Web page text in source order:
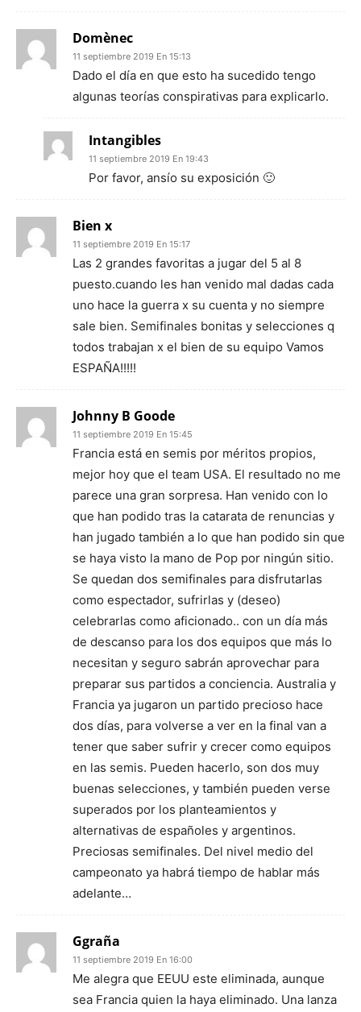
Domènec
11 septiembre 2019 En 15:13
Dado el día en que esto ha sucedido tengo
algunas teorías conspirativas para explicarlo.
Intangibles
11 septiembre 2019 En 19:43
Por favor, ansío su exposición 🙂
Bien x
11 septiembre 2019 En 15:17
Las 2 grandes favoritas a jugar del 5 al 8
puesto.cuando les han venido mal dadas cada
uno hace la guerra x su cuenta y no siempre
sale bien. Semifinales bonitas y selecciones q
todos trabajan x el bien de su equipo Vamos
ESPAÑA!!!!!
Johnny B Goode
11 septiembre 2019 En 15:45
Francia está en semis por méritos propios,
mejor hoy que el team USA. El resultado no me
parece una gran sorpresa. Han venido con lo
que han podido tras la catarata de renuncias y
han jugado también a lo que han podido sin que
se haya visto la mano de Pop por ningún sitio.
Se quedan dos semifinales para disfrutarlas
como espectador, sufrirlas y (deseo)
celebrarlas como aficionado.. con un día más
de descanso para los dos equipos que más lo
necesitan y seguro sabrán aprovechar para
preparar sus partidos a conciencia. Australia y
Francia ya jugaron un partido precioso hace
dos días, para volverse a ver en la final van a
tener que saber sufrir y crecer como equipos
en las semis. Pueden hacerlo, son dos muy
buenas selecciones, y también pueden verse
superados por los planteamientos y
alternativas de españoles y argentinos.
Preciosas semifinales. Del nivel medio del
campeonato ya habrá tiempo de hablar más
adelante…
Ggraña
11 septiembre 2019 En 16:00
Me alegra que EEUU este eliminada, aunque
sea Francia quien la haya eliminado. Una lanza